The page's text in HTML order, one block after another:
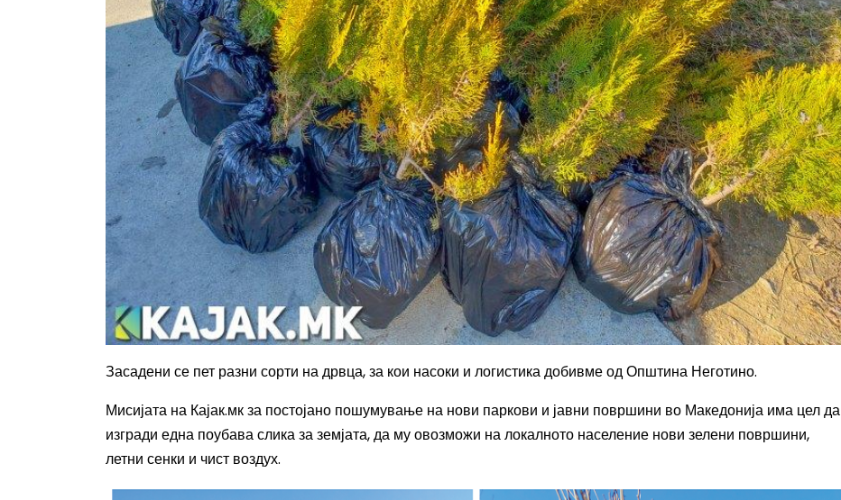
Засадени се пет разни сорти на дрвца, за кои насоки и логистика добивме од Општина Неготино.
Мисијата на Кајак.мк за постојано пошумување на нови паркови и јавни површини во Македонија има цел да
изгради една поубава слика за земјата, да му овозможи на локалното население нови зелени површини,
летни сенки и чист воздух.